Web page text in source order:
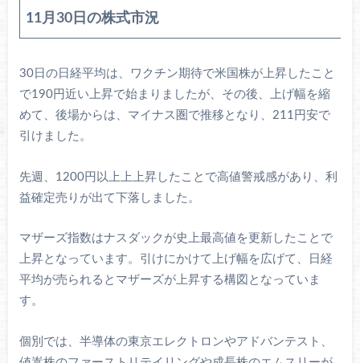
11月30日の株式市況
30日の日経平均は、ワクチン期待で米国株が上昇したこと
で190円近い上昇で始まりましたが、その後、上げ幅を縮
めて、後場からは、マイナス圏で推移となり、211円安で
引けました。
先週、1200円以上上上昇したことで高値警戒感があり、利
益確定売りが出て下落しました。
マザーズ指数はナスダックが史上最高値を更新したことで
上昇となっています。引けにかけて上げ幅を広げて、日経
平均が売られるとマザーズが上昇する構図となっていま
す。
個別では、半導体の東京エレクトロンやアドバンテスト、